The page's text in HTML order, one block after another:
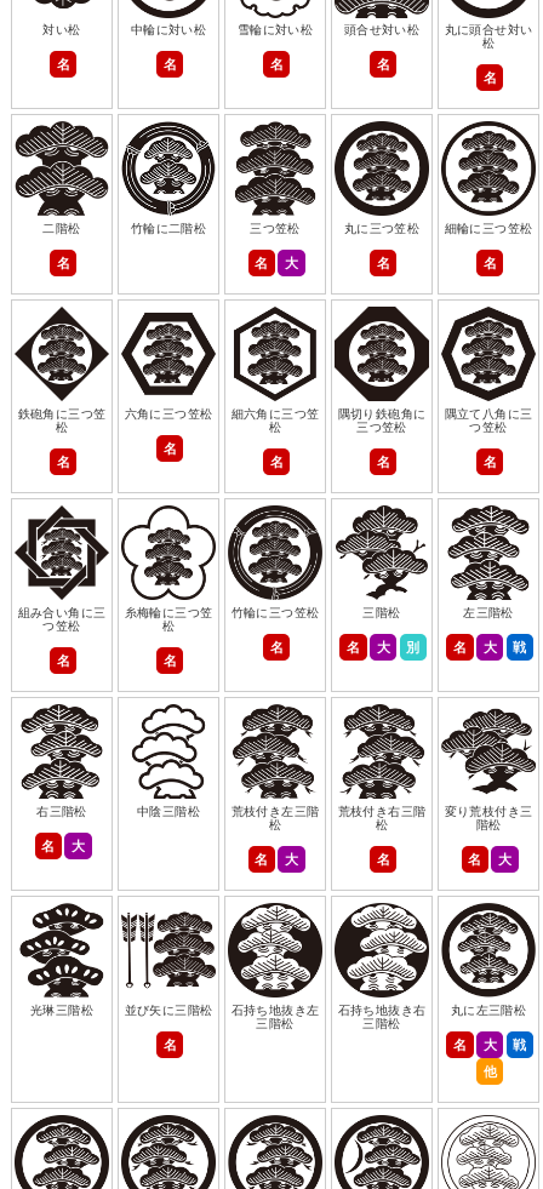
対い松
名
中輪に対い松
名
雪輪に対い松
名
頭合せ対い松
名
丸に頭合せ対い
松
名
二階松
名
竹輪に二階松 三つ笠松
名 大
丸に三つ笠松
名
細輪に三つ笠松
名
鉄砲角に三つ笠
松
名
六角に三つ笠松
名
細六角に三つ笠
松
名
隅切り鉄砲角に
三つ笠松
名
隅立て八角に三
つ笠松
名
組み合い角に三
つ笠松
名
糸梅輪に三つ笠
松
名
竹輪に三つ笠松
名
三階松
名 大 別
左三階松
名 大 戦
右三階松
名 大
中陰三階松
荒枝付き左三階
松
名 大
荒枝付き右三階
松
名
変り荒枝付き三
階松
名 大
光琳三階松 並び矢に三階松
名
石持ち地抜き左
三階松
石持ち地抜き右
三階松
丸に左三階松
名 大
戦
他